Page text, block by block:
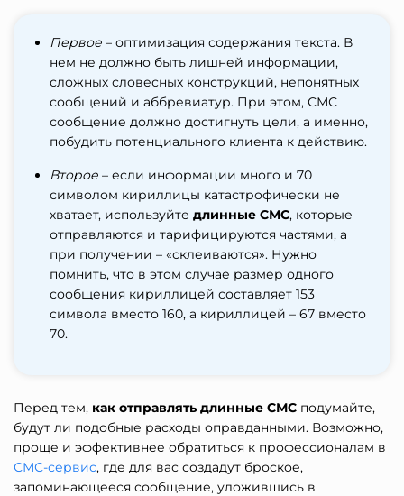
Первое – оптимизация содержания текста. В
нем не должно быть лишней информации,
сложных словесных конструкций, непонятных
сообщений и аббревиатур. При этом, СМС
сообщение должно достигнуть цели, а именно,
побудить потенциального клиента к действию.
Второе – если информации много и 70
символом кириллицы катастрофически не
хватает, используйте длинные СМС, которые
отправляются и тарифицируются частями, а
при получении – «склеиваются». Нужно
помнить, что в этом случае размер одного
сообщения кириллицей составляет 153
символа вместо 160, а кириллицей – 67 вместо
70.
Перед тем, как отправлять длинные СМС подумайте,
будут ли подобные расходы оправданными. Возможно,
проще и эффективнее обратиться к профессионалам в
СМС-сервис, где для вас создадут броское,
запоминающееся сообщение, уложившись в